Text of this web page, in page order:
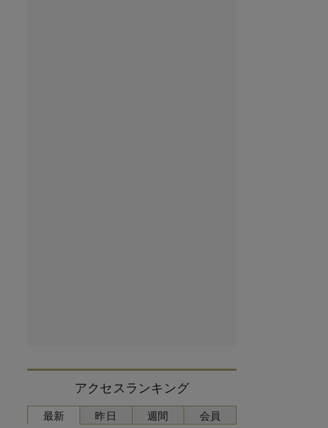
アクセスランキング
最新
昨日 週間 会員